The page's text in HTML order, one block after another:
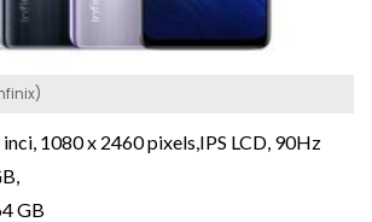
1080 x 2460 pixels,IPS LCD, 90Hz
GB